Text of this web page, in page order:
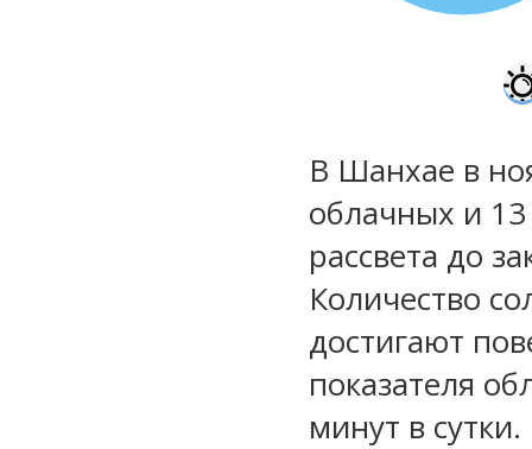
В Шанхае в
облачных и
рассвета до
Количество
достигают
показателя
минут в сутки.